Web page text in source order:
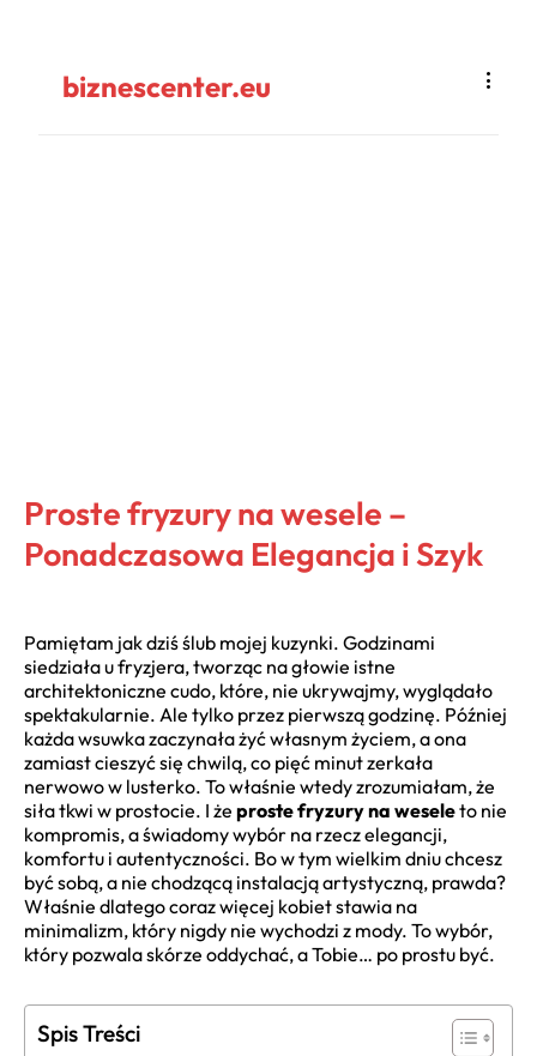
biznescenter.eu
Proste fryzury na wesele –
Ponadczasowa Elegancja i Szyk
Pamiętam jak dziś ślub mojej kuzynki. Godzinami
siedziała u fryzjera, tworząc na głowie istne
architektoniczne cudo, które, nie ukrywajmy, wyglądało
spektakularnie. Ale tylko przez pierwszą godzinę. Później
każda wsuwka zaczynała żyć własnym życiem, a ona
zamiast cieszyć się chwilą, co pięć minut zerkała
nerwowo w lusterko. To właśnie wtedy zrozumiałam, że
siła tkwi w prostocie. I że proste fryzury na weseleto nie
kompromis, a świadomy wybór na rzecz elegancji,
komfortu i autentyczności. Bo w tym wielkim dniu chcesz
być sobą, a nie chodzącą instalacją artystyczną, prawda?
Właśnie dlatego coraz więcej kobiet stawia na
minimalizm, który nigdy nie wychodzi z mody. To wybór,
który pozwala skórze oddychać, a Tobie… po prostu być.
Spis Treści